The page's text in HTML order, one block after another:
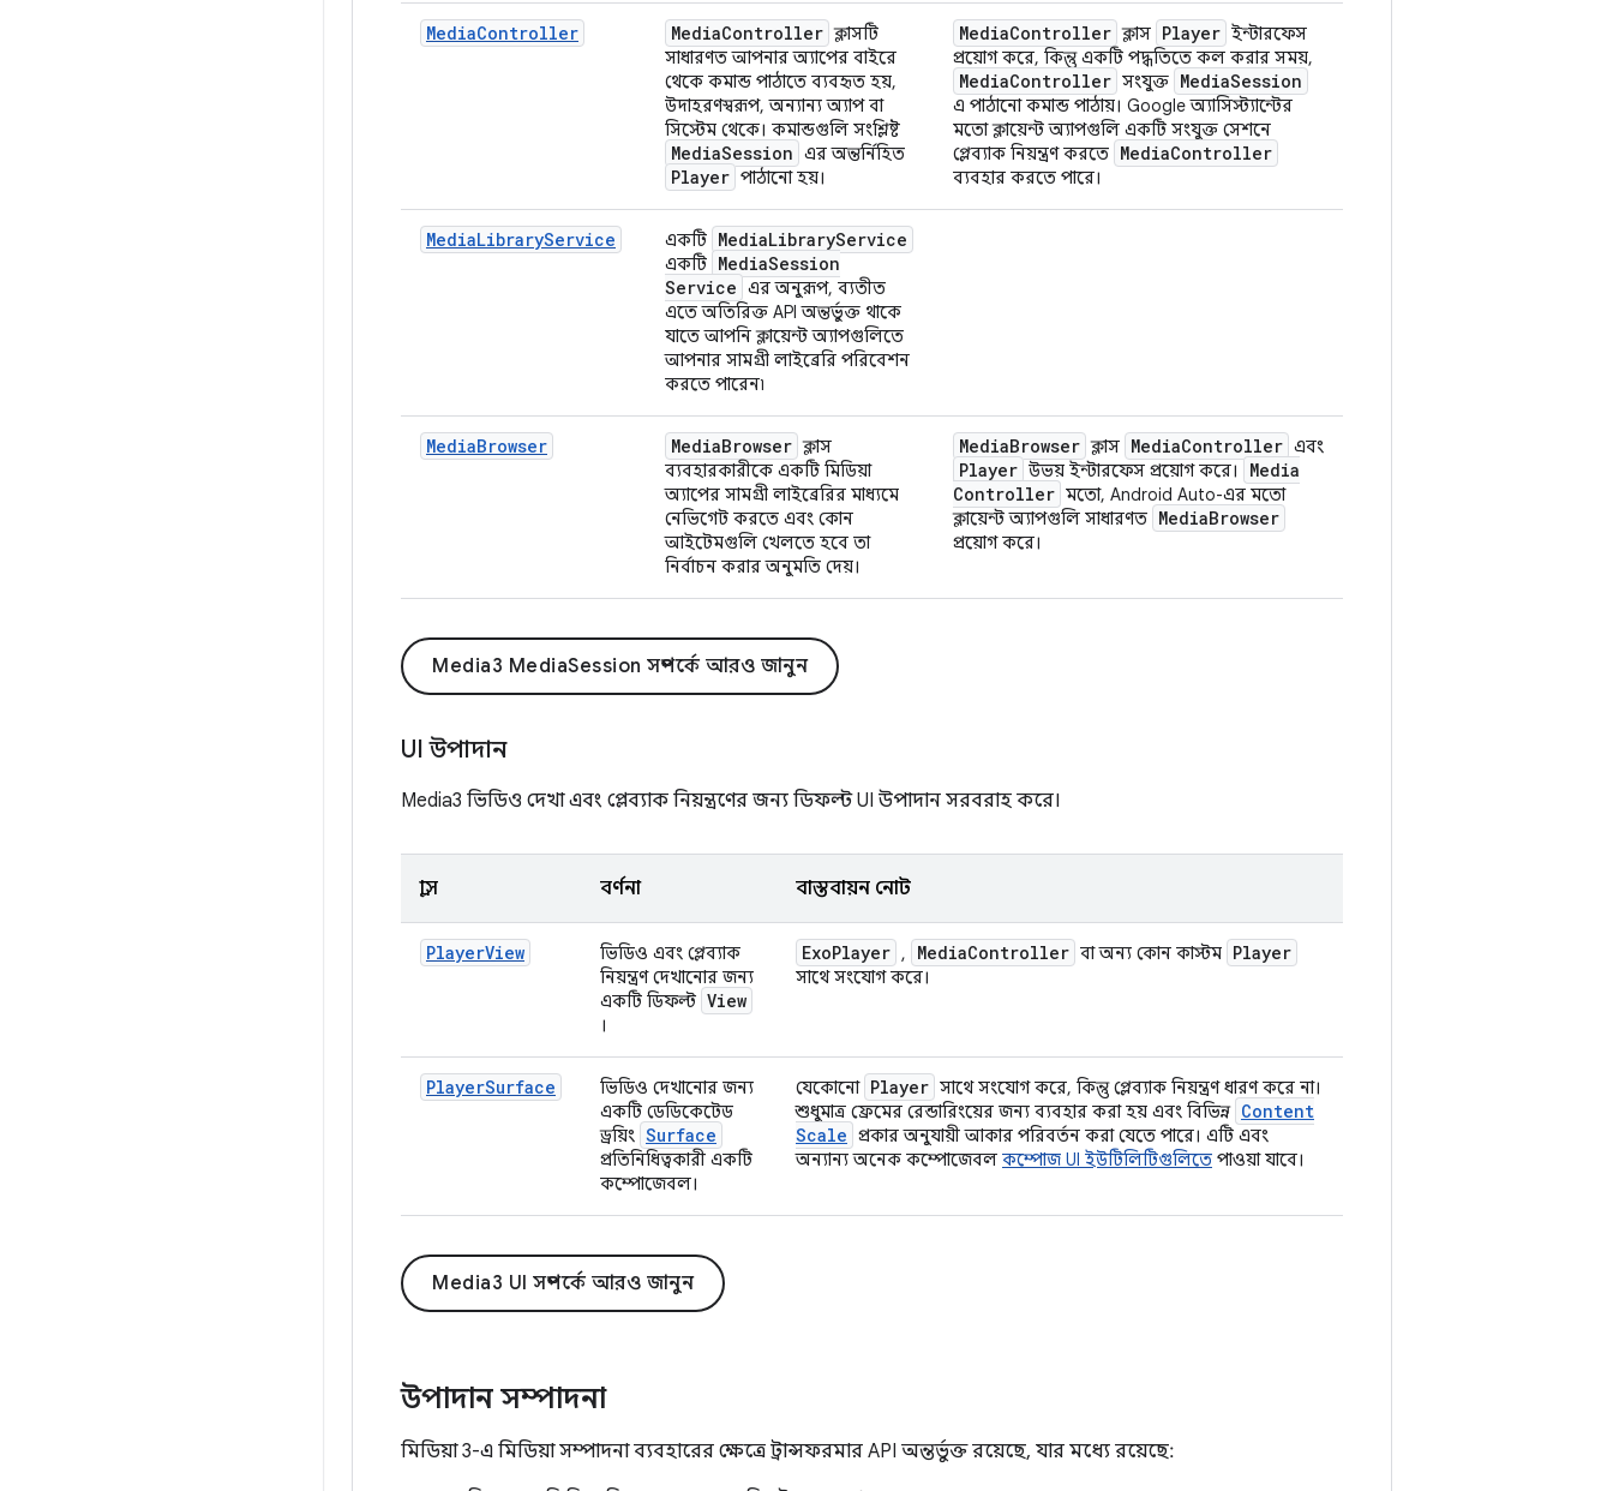
MediaController MediaController ক্লাসটি
সাধারণত আপনার অ্যাপের বাইরে
থেকে কমান্ড পাঠাতে ব্যবহৃত হয়,
উদাহরণস্বরূপ, অন্যান্য অ্যাপ বা
সিস্টেম থেকে। কমান্ডগুলি সংশ্লিষ্ট
MediaSession এর অন্তর্নিহিত
Player পাঠানো হয়।
MediaController ক্লাস Player ইন্টারফেস
প্রয়োগ করে, কিন্তু একটি পদ্ধতিতে কল করার সময়,
MediaController সংযুক্ত MediaSession
এ পাঠানো কমান্ড পাঠায়। Google অ্যাসিস্ট্যান্টের
মতো ক্লায়েন্ট অ্যাপগুলি একটি সংযুক্ত সেশনে
প্লেব্যাক নিয়ন্ত্রণ করতে MediaController
ব্যবহার করতে পারে।
MediaLibraryService একটি MediaLibraryService
একটি MediaSession
Service এর অনুরূপ, ব্যতীত
এতে অতিরিক্ত API অন্তর্ভুক্ত থাকে
যাতে আপনি ক্লায়েন্ট অ্যাপগুলিতে
আপনার সামগ্রী লাইব্রেরি পরিবেশন
করতে পারেন৷
MediaBrowser MediaBrowser ক্লাস
ব্যবহারকারীকে একটি মিডিয়া
অ্যাপের সামগ্রী লাইব্রেরির মাধ্যমে
নেভিগেট করতে এবং কোন
আইটেমগুলি খেলতে হবে তা
নির্বাচন করার অনুমতি দেয়।
MediaBrowser ক্লাস MediaController এবং
Player উভয় ইন্টারফেস প্রয়োগ করে।
Media
Controller মতো, Android Auto-এর মতো
ক্লায়েন্ট অ্যাপগুলি সাধারণত MediaBrowser
প্রয়োগ করে।
Media3 MediaSession সম্পর্কে আরও জানুন
UI উপাদান
Media3 ভিডিও দেখা এবং প্লেব্যাক নিয়ন্ত্রণের জন্য ডিফল্ট UI উপাদান সরবরাহ করে।
ক্লাস বর্ণনা বাস্তবায়ন নোট
PlayerView
ভিডিও এবং প্লেব্যাক
নিয়ন্ত্রণ দেখানোর জন্য
একটি ডিফল্ট View
।
ExoPlayer , MediaController বা অন্য কোন কাস্টম Player
সাথে সংযোগ করে।
PlayerSurface
ভিডিও দেখানোর জন্য
একটি ডেডিকেটেড
ড্রয়িং Surface
প্রতিনিধিত্বকারী একটি
কম্পোজেবল।
যেকোনো Player সাথে সংযোগ করে, কিন্তু প্লেব্যাক নিয়ন্ত্রণ ধারণ করে না।
শুধুমাত্র ফ্রেমের রেন্ডারিংয়ের জন্য ব্যবহার করা হয় এবং বিভিন্ন Content
Scale প্রকার অনুযায়ী আকার পরিবর্তন করা যেতে পারে। এটি এবং
অন্যান্য অনেক কম্পোজেবল কম্পোজ UI ইউটিলিটিগুলিতে পাওয়া যাবে।
Media3 UI সম্পর্কে আরও জানুন
উপাদান সম্পাদনা
মিডিয়া 3-এ মিডিয়া সম্পাদনা ব্যবহারের ক্ষেত্রে ট্রান্সফরমার API অন্তর্ভুক্ত রয়েছে, যার মধ্যে রয়েছে: